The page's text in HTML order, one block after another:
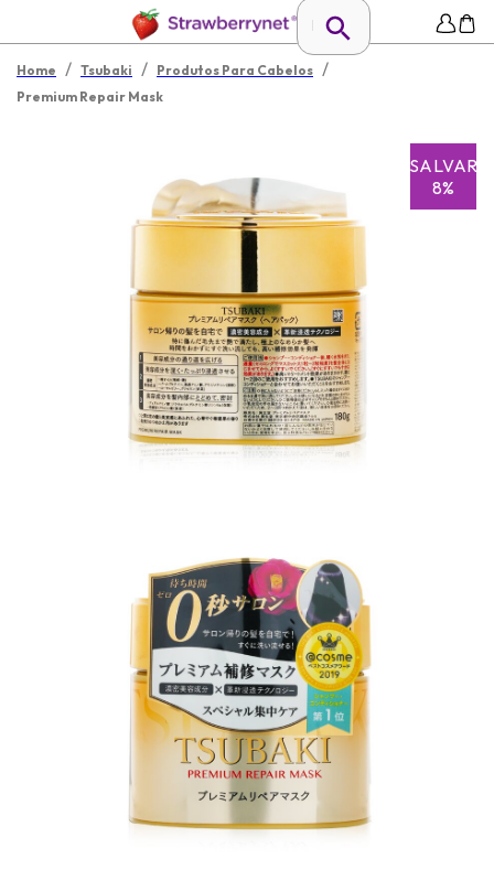
Home / Tsubaki / Produtos Para Cabelos /
Premium Repair Mask
SALVAR
8%